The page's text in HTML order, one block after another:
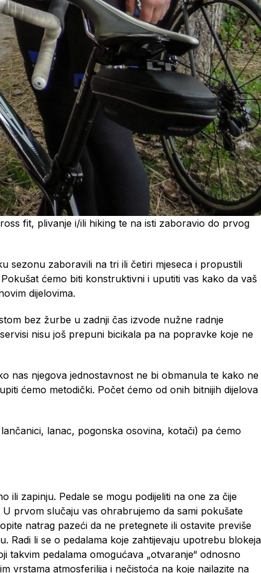
fit, plivanje i/ili hiking te na isti zaboravio do prvog
sezonu zaboravili na tri ili četiri mjeseca i propustili
ćemo biti konstruktivni i uputiti vas kako da vaš
dijelovima.
bez žurbe u zadnji čas izvode nužne radnje
nisu još prepuni bicikala pa na popravke koje ne
nas njegova jednostavnost ne bi obmanula te kako ne
ćemo metodički. Počet ćemo od onih bitnijih dijelova
lanac, pogonska osovina, kotači) pa ćemo
ili zapinju. Pedale se mogu podijeliti na one za čije
prvom slučaju vas ohrabrujemo da sami pokušate
natrag pazeći da ne pretegnete ili ostavite previše
Radi li se o pedalama koje zahtijevaju upotrebu blokeja
takvim pedalama omogućava „otvaranje“ odnosno
vrstama atmosferilija i nečistoća na koje nailazite na